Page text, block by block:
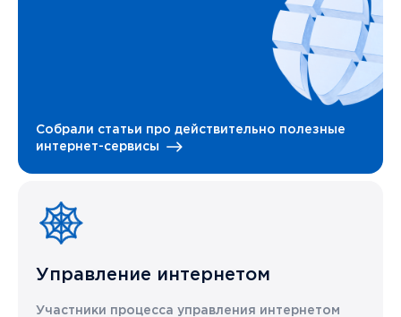
Собрали статьи про действительно полезные
интернет-сервисы
Управление интернетом
Участники процесса управления интернетом